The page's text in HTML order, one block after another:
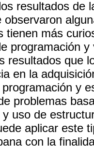
resultados de
observaron
tienen más
programación
resultados que
en la
y
problemas
uso de
aplicar este
con la